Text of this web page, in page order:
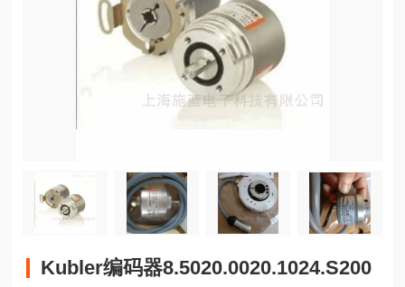
Kubler编码器8.5020.0020.1024.S200